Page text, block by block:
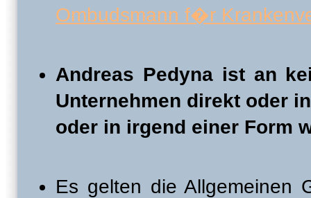
Ombudsmann f�r
Andreas Pedyna ist an
Unternehmen direkt oder
oder in irgend einer Form
Es gelten die Allgemeinen